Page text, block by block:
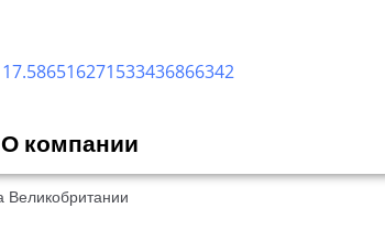
О компании
Великобритании